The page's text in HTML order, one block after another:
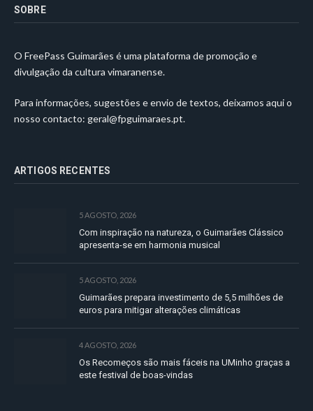
SOBRE
O FreePass Guimarães é uma plataforma de promoção e
divulgação da cultura vimaranense.
Para informações, sugestões e envio de textos, deixamos aqui o
nosso contacto: geral@fpguimaraes.pt.
ARTIGOS RECENTES
5 AGOSTO, 2026
Com inspiração na natureza, o Guimarães Clássico
apresenta-se em harmonia musical
5 AGOSTO, 2026
Guimarães prepara investimento de 5,5 milhões de
euros para mitigar alterações climáticas
4 AGOSTO, 2026
Os Recomeços são mais fáceis na UMinho graças a
este festival de boas-vindas